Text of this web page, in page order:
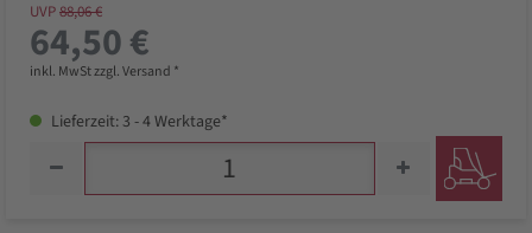
UVP88,06 €
64,50 €
inkl. MwSt zzgl. Versand *
Lieferzeit: 3 - 4 Werktage*